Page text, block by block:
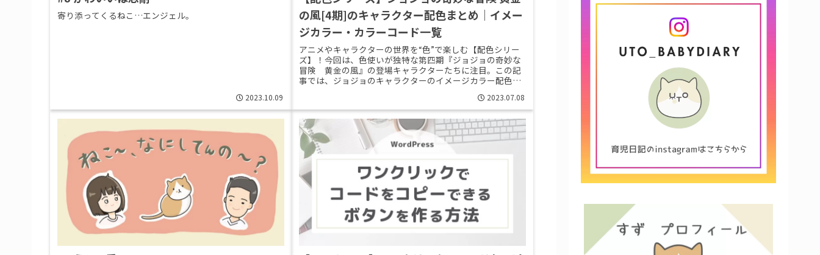
寄り添ってくるねこ…エンジェル。
2023.10.09
の風[4期]のキャラクター配色まとめ｜イメー
ジカラー・カラーコード一覧
アニメやキャラクターの世界を“色”で楽しむ【配色シリー
ズ】！今回は、色使いが独特な第四期『ジョジョの奇妙な
冒険 黄金の風』の登場キャラクターたちに注目。この記
事では、ジョジョのキャラクターのイメージカラー配色の
2023.07.08